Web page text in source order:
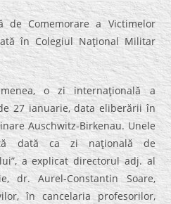
Comemorare a Victimelor
în Colegiul Naţional Militar
o zi internaţională a
27 ianuarie, data eliberării în
Auschwitz-Birkenau. Unele
dată ca zi naţională de
a explicat directorul adj. al
dr. Aurel-Constantin Soare,
în cancelaria profesorilor,